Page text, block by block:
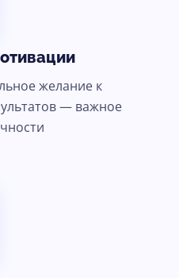
желание к
— важное